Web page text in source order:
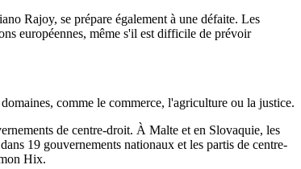
Rajoy, se prépare également à une défaite. Les
européennes, même s'il est difficile de prévoir
comme le commerce, l'agriculture ou la justice.
de centre-droit. À Malte et en Slovaquie, les
19 gouvernements nationaux et les partis de centre-
Hix.